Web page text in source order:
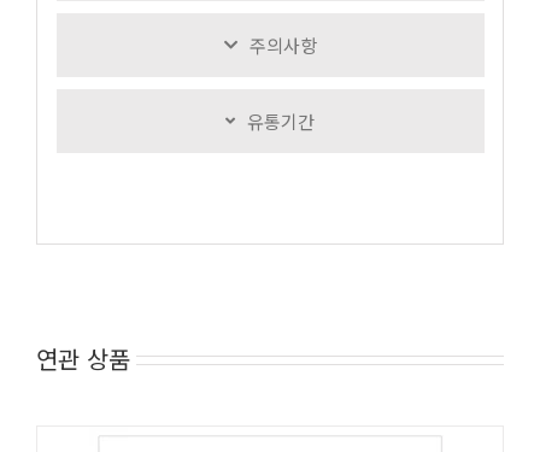
주의사항
유통기간
연관 상품